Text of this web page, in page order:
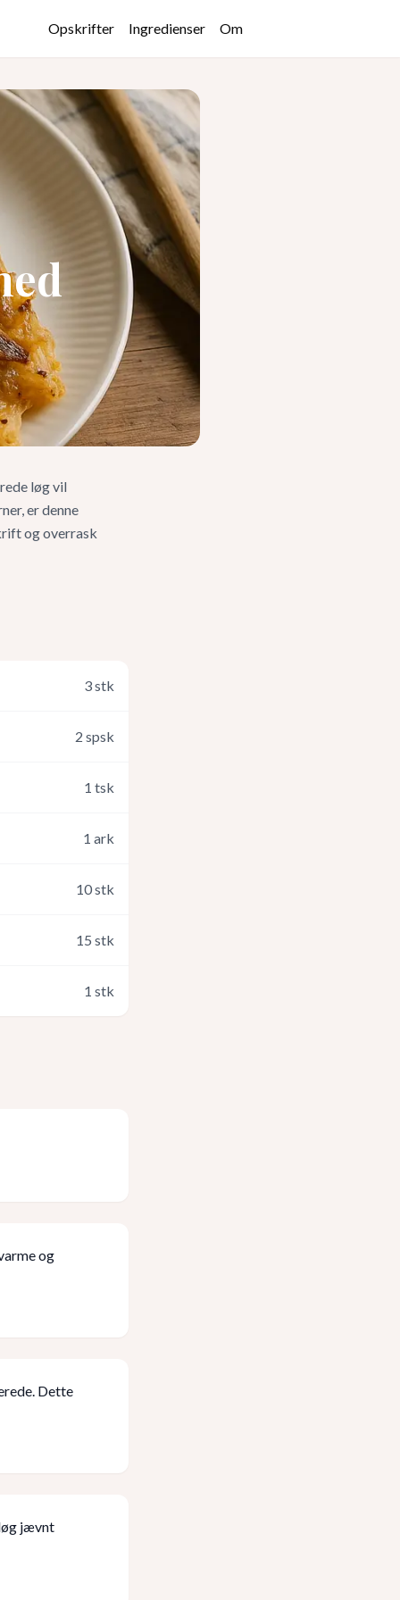
Opskrifter Ingredienser Om
løg vil
er denne
og overrask
3stk
2 spsk
1 tsk
1 ark
10stk
15 stk
1 stk
og
Dette
jævnt